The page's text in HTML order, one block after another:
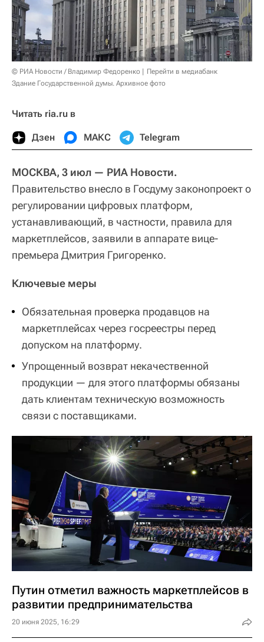
© РИА Новости / Владимир Федоренко
Перейти в медиабанк
Здание Государственной думы. Архивное фото
Читать ria.ru в
Дзен МАКС Telegram
МОСКВА, 3 июл — РИА Новости.
Правительство внесло в Госдуму законопроект о
регулировании цифровых платформ,
устанавливающий, в частности, правила для
маркетплейсов, заявили в аппарате вице-
премьера Дмитрия Григоренко.
Ключевые меры
Обязательная проверка продавцов на
маркетплейсах через госреестры перед
допуском на платформу.
Упрощенный возврат некачественной
продукции — для этого платформы обязаны
дать клиентам техническую возможность
связи с поставщиками.
Путин отметил важность маркетплейсов в
развитии предпринимательства
20 июня 2025, 16:29